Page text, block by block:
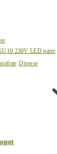
230V LED pære
Diverse